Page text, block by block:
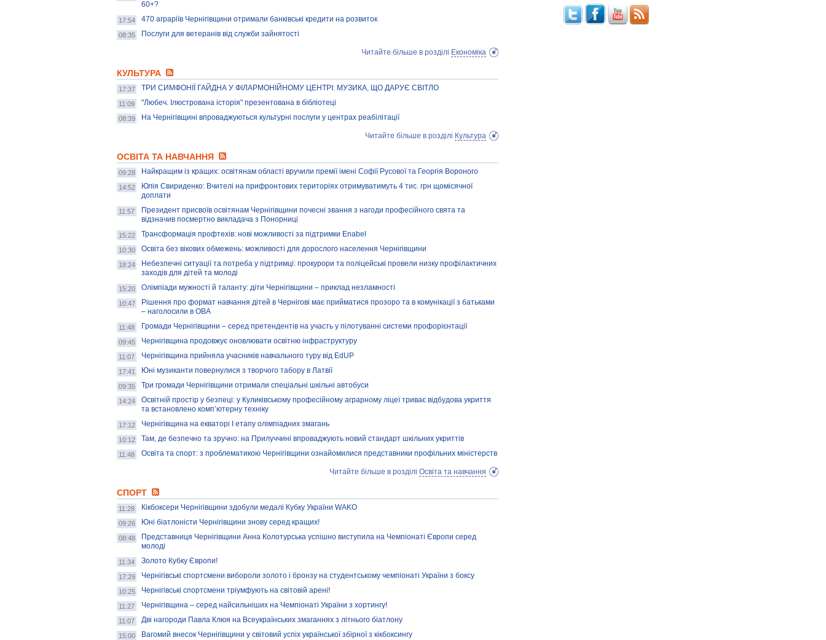
60+?
17:54 470 аграріїв Чернігівщини отримали банківські кредити на розвиток
08:35 Послуги для ветеранів від служби зайнятості
Читайте більше в розділі Економіка
КУЛЬТУРА
17:37 ТРИ СИМФОНІЇ ГАЙДНА У ФІЛАРМОНІЙНОМУ ЦЕНТРІ: МУЗИКА, ЩО ДАРУЄ СВІТЛО
11:09 "Любеч. Ілюстрована історія" презентована в бібліотеці
08:39 На Чернігівщині впроваджуються культурні послуги у центрах реабілітації
Читайте більше в розділі Культура
ОСВІТА ТА НАВЧАННЯ
09:28 Найкращим із кращих: освітянам області вручили премії імені Софії Русової та Георгія Вороного
14:52
Юлія Свириденко: Вчителі на прифронтових територіях отримуватимуть 4 тис. грн щомісячної
доплати
11:57
Президент присвоїв освітянам Чернігівщини почесні звання з нагоди професійного свята та
відзначив посмертно викладача з Понорниці
15:22 Трансформація профтехів: нові можливості за підтримки Enabel
10:30 Освіта без вікових обмежень: можливості для дорослого населення Чернігівщини
18:24
Небезпечні ситуації та потреба у підтримці: прокурори та поліцейські провели низку профілактичних
заходів для дітей та молоді
15:20 Олімпіади мужності й таланту: діти Чернігівщини – приклад незламності
10:47
Рішення про формат навчання дітей в Чернігові має прийматися прозоро та в комунікації з батьками
– наголосили в ОВА
11:48 Громади Чернігівщини – серед претендентів на участь у пілотуванні системи профорієнтації
09:45 Чернігівщина продовжує оновлювати освітню інфраструктуру
11:07 Чернігівщина прийняла учасників навчального туру від EdUP
17:41 Юні музиканти повернулися з творчого табору в Латвії
09:35 Три громади Чернігівщини отримали спеціальні шкільні автобуси
14:24
Освітній простір у безпеці: у Куликівському професійному аграрному ліцеї триває відбудова укриття
та встановлено комп’ютерну техніку
17:12 Чернігівщина на екваторі І етапу олімпіадних змагань
10:12 Там, де безпечно та зручно: на Прилуччині впроваджують новий стандарт шкільних укриттів
11:48 Освіта та спорт: з проблематикою Чернігівщини ознайомилися представники профільних міністерств
Читайте більше в розділі Освіта та навчання
СПОРТ
11:28 Кікбоксери Чернігівщини здобули медалі Кубку України WAKO
09:26 Юні біатлоністи Чернігівщини знову серед кращих!
08:48
Представниця Чернігівщини Анна Колотурська успішно виступила на Чемпіонаті Європи серед
молоді
11:34 Золото Кубку Європи!
17:29 Чернігівські спортсмени вибороли золото і бронзу на студентському чемпіонаті України з боксу
10:25 Чернігівські спортсмени тріумфують на світовій арені!
11:27 Чернігівщина – серед найсильніших на Чемпіонаті України з хортингу!
11:07 Дві нагороди Павла Клюя на Всеукраїнських змаганнях з літнього біатлону
15:00 Вагомий внесок Чернігівщини у світовий успіх української збірної з кікбоксингу